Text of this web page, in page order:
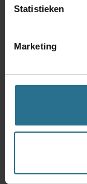
Statistieken
Marketing